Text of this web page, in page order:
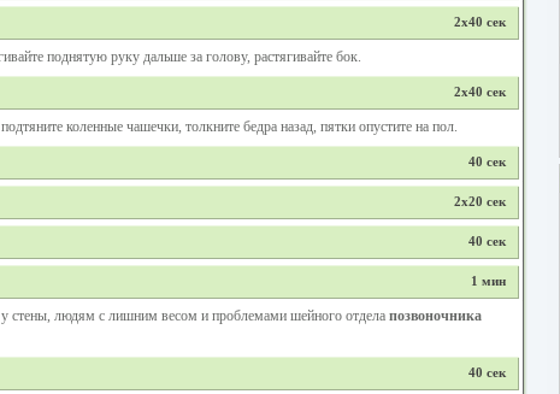
2х40 сек
поднятую руку дальше за голову, растягивайте бок.
2х40 сек
коленные чашечки, толкните бедра назад, пятки опустите на пол.
40 сек
2х20 сек
40 сек
1 мин
стены, людям с лишним весом и проблемами шейного отдела позвоночника
40 сек